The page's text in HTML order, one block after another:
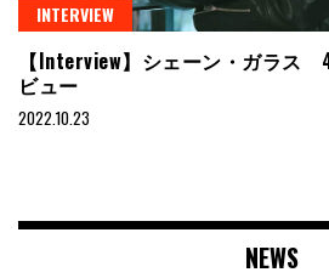
INTERVIEW
【Interview】シェーン・ガラス
ビュー
2022.10.23
NEWS